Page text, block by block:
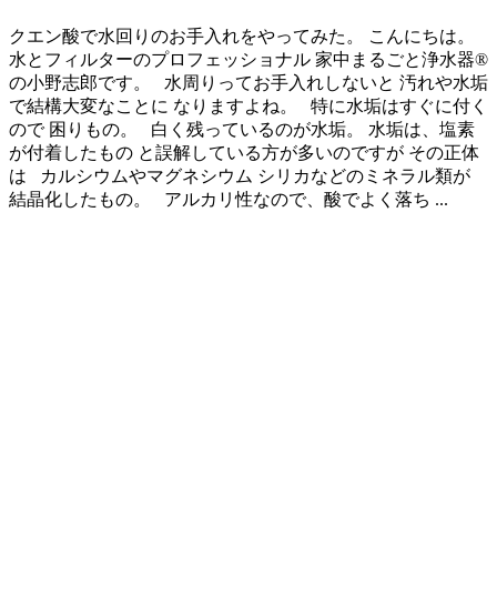
クエン酸で水回りのお手入れをやってみた。 こんにちは。
水とフィルターのプロフェッショナル 家中まるごと浄水器®
の小野志郎です。 水周りってお手入れしないと 汚れや水垢
で結構大変なことに なりますよね。 特に水垢はすぐに付く
ので 困りもの。 白く残っているのが水垢。 水垢は、塩素
が付着したもの と誤解している方が多いのですが その正体
は カルシウムやマグネシウム シリカなどのミネラル類が
結晶化したもの。 アルカリ性なので、酸でよく落ち ...